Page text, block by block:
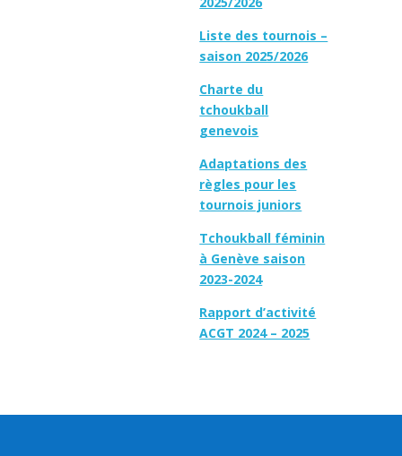
Liste des tournois –
saison 2025/2026
Charte du
tchoukball
genevois
Adaptations des
règles pour les
tournois juniors
Tchoukball féminin
à Genève saison
2023-2024
Rapport d’activité
ACGT 2024 – 2025